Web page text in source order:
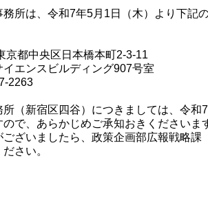
所は、令和7年5月1日（木）より下記
都中央区日本橋本町2-3-11
イエンスビルディング907号室
2263
（新宿区四谷）につきましては、令和
で、あらかじめご承知おきくださいま
ざいましたら、政策企画部広報戦略課
さい。